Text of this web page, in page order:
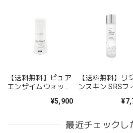
【送料無料】ピュア
エンザイムウォッシ
¥5,900
【送料無料】リ
ンスキン SRSフ
最近チェックし